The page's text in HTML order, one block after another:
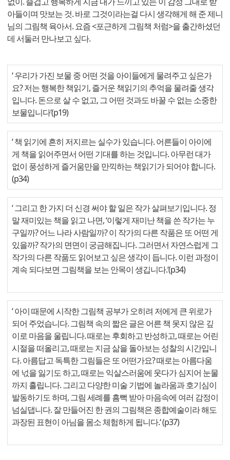
아들이며 맛보는 것. 바로 그것이라는걸 다시 생각해게 해 준 제니
님의 그림책 육아서. 요즘 <포근하게 그림책 처럼>을 출간하셨던
데 서둘러 만나보고 싶다.
‘ 우리가 가진 보물 중 어떤 것을 아이들에게 물려주고 싶은가
요? 저는 행복한 책읽기, 즐거운 책읽기의 추억을 물려줄 생각
입니다. 돈으로 살 수 없고, 그 어떤 것과도 바꿀 수 없는 소중한
보물입니다‘(p19)
‘ 책 읽기에 흔히 저지르는 실수가 있습니다. 어른들이 아이에
게 책을 읽어주면서 어떤 기대를 하는 것입니다. 아무런 대가
없이 풍성하게 즐거움만을 만끽하는 책읽기가 되어야 합니다.
(p34)
‘ 그리고 한 가지 더 신경 써야 할 일은 작가 살펴보기입니다. 정
말 재미있는 책을 읽고 나면, ‘이렇게 재미난 책을 쓴 작가는 누
구일까? 어느 나라 사람일까? 이 작가의 다른 작품은 또 어떤 게
있을까? 작가의 면면이 궁금해집니다. 그러면서 자연스럽게 그
작가의 다른 작품도 읽어보고 싶은 생각이 듭니다. 이런 과정이
계속 되다보면 그림책을 보는 안목이 생깁니다.‘(p34)
‘ 아이 때문에 시작한 그림책 공부가 오히려 저에게 큰 위로가
되어 주었습니다. 그림책 속의 짧은 글은 어른 책 못지 않은 깊
이로 마음을 울립니다. 때로는 후회하고 반성하고, 때로는 어린
시절을 떠올리고, 때로는 지금 삶을 돌아보는 성찰의 시간입니
다. 아름답고 독특한 그림들은 또 어떤가요? 때로는 아름다움
에 넋을 잃기도 하고, 때로는 익살스러움에 웃다가 심지어 눈물
까지 흘립니다. 그리고 다양한 미술 기법에 놀라움과 호기심이
발동하기도 하며, 그림 세례를 흠뻑 받아 마음속에 여러 감정이
넘실댑니다. 잘 만들어진 한 권의 그림책은 종합예술이라 해도
과장된 표현이 아님을 몸소 체험하게 됩니다.‘ (p37)